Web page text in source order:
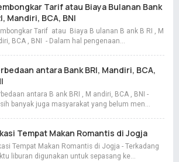
Tarif atau Biaya Bulanan Bank
Mandiri, BCA, BNI
Tarif atau Biaya B ulanan B ank B RI , M
BCA , BNI - Dalam hal pengenaan…
antara Bank BRI, Mandiri, BCA,
antara B ank BRI , M andiri, BCA , BNI -
banyak juga masyarakat yang belum men…
Tempat Makan Romantis di Jogja
Tempat Makan Romantis di Jogja - Terkadang
liburan digunakan untuk sepasang ke…